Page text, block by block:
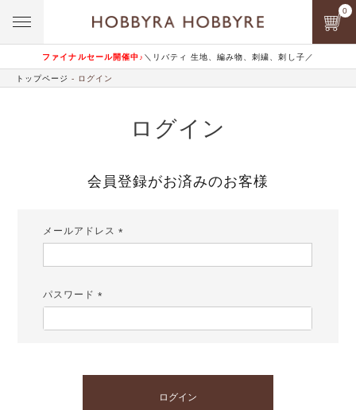
ファイナルセール開催中♪ ＼リバティ 生地、編み物、刺繍、刺し子／
0
トップページ ログイン
ログイン
会員登録がお済みのお客様
メールアドレス
パスワード
ログイン